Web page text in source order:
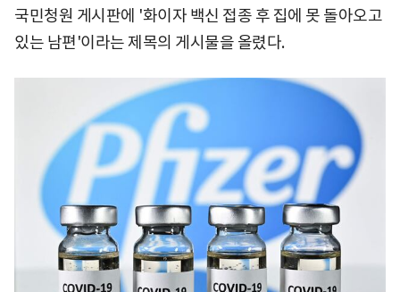
국민청원 게시판에 '화이자 백신 접종 후 집에 못 돌아오고
있는 남편'이라는 제목의 게시물을 올렸다.